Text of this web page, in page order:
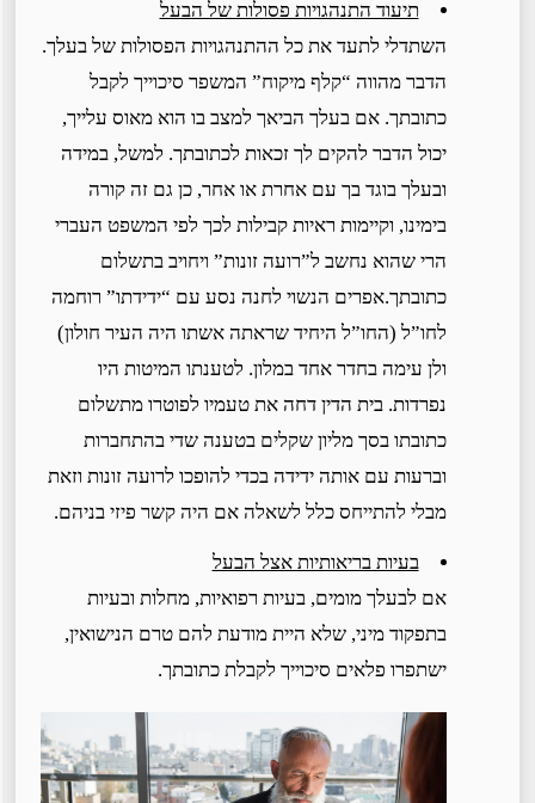
תיעוד התנהגויות פסולות של הבעל
השתדלי לתעד את כל ההתנהגויות הפסולות של בעלך.
הדבר מהווה “קלף מיקוח” המשפר סיכוייך לקבל
כתובתך. אם בעלך הביאך למצב בו הוא מאוס עלייך,
יכול הדבר להקים לך זכאות לכתובתך. למשל, במידה
ובעלך בוגד בך עם אחרת או אחר, כן גם זה קורה
בימינו, וקיימות ראיות קבילות לכך לפי המשפט העברי
הרי שהוא נחשב ל”רועה זונות” ויחויב בתשלום
כתובתך.אפרים הנשוי לחנה נסע עם “ידידתו” רוחמה
לחו”ל (החו”ל היחיד שראתה אשתו היה העיר חולון)
ולן עימה בחדר אחד במלון. לטענתו המיטות היו
נפרדות. בית הדין דחה את טעמיו לפוטרו מתשלום
כתובתו בסך מליון שקלים בטענה שדי בהתחברות
וברעות עם אותה ידידה בכדי להופכו לרועה זונות וזאת
מבלי להתייחס כלל לשאלה אם היה קשר פיזי בניהם.
בעיות בריאותיות אצל הבעל
אם לבעלך מומים, בעיות רפואיות, מחלות ובעיות
בתפקוד מיני, שלא היית מודעת להם טרם הנישואין,
ישתפרו פלאים סיכוייך לקבלת כתובתך.